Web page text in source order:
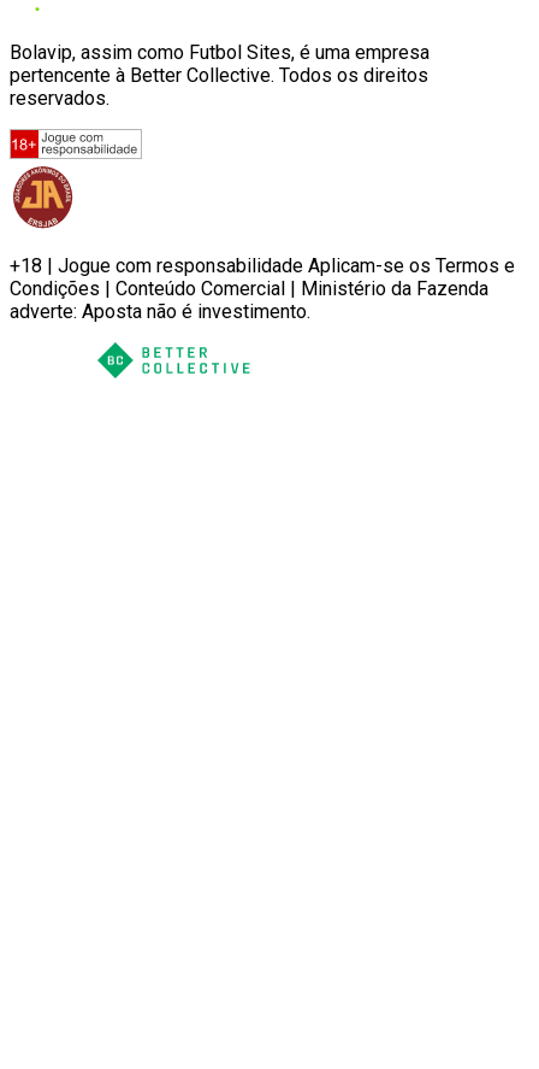
Bolavip, assim como Futbol Sites, é uma empresa
pertencente à Better Collective. Todos os direitos
reservados.
+18 | Jogue com responsabilidade Aplicam-se os Termos e
Condições | Conteúdo Comercial | Ministério da Fazenda
adverte: Aposta não é investimento.